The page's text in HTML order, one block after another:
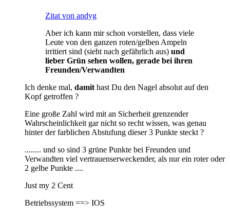
Zitat von andyg
Aber ich kann mir schon vorstellen, dass viele
Leute von den ganzen roten/gelben Ampeln
irritiert sind (sieht nach gefährlich aus) und
lieber Grün sehen wollen, gerade bei ihren
Freunden/Verwandten
Ich denke mal, damit hast Du den Nagel absolut auf den
Kopf getroffen ?
Eine große Zahl wird mit an Sicherheit grenzender
Wahrscheinlichkeit gar nicht so recht wissen, was genau
hinter der farblichen Abstufung dieser 3 Punkte steckt ?
........ und so sind 3 grüne Punkte bei Freunden und
Verwandten viel vertrauenserweckender, als nur ein roter oder
2 gelbe Punkte ....
Just my 2 Cent
Betriebssystem ==> IOS